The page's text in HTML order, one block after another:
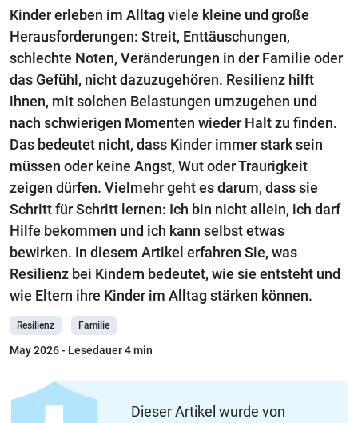
Kinder erleben im Alltag viele kleine und große
Herausforderungen: Streit, Enttäuschungen,
schlechte Noten, Veränderungen in der Familie oder
das Gefühl, nicht dazuzugehören. Resilienz hilft
ihnen, mit solchen Belastungen umzugehen und
nach schwierigen Momenten wieder Halt zu finden.
Das bedeutet nicht, dass Kinder immer stark sein
müssen oder keine Angst, Wut oder Traurigkeit
zeigen dürfen. Vielmehr geht es darum, dass sie
Schritt für Schritt lernen: Ich bin nicht allein, ich darf
Hilfe bekommen und ich kann selbst etwas
bewirken. In diesem Artikel erfahren Sie, was
Resilienz bei Kindern bedeutet, wie sie entsteht und
wie Eltern ihre Kinder im Alltag stärken können.
Resilienz Familie
May 2026- Lesedauer 4 min
Dieser Artikel wurde von